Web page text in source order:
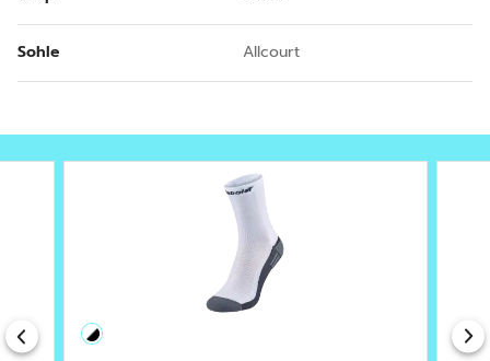
Sohle Allcourt
Previous